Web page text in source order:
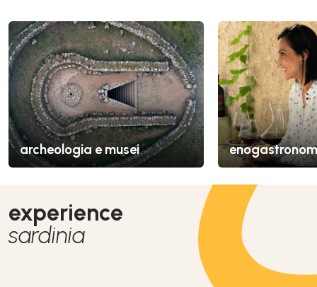
archeologia e musei
experience
sardinia